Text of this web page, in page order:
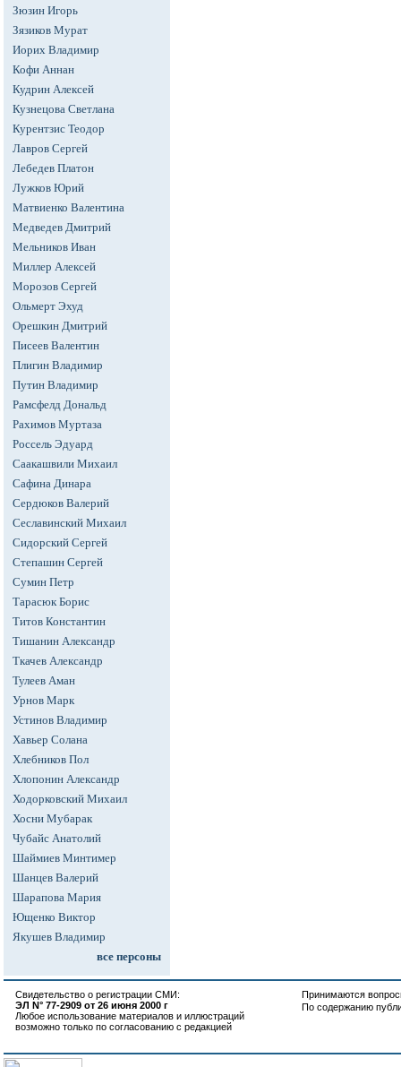
Зюзин Игорь
Зязиков Мурат
Иорих Владимир
Кофи Аннан
Кудрин Алексей
Кузнецова Светлана
Курентзис Теодор
Лавров Сергей
Лебедев Платон
Лужков Юрий
Матвиенко Валентина
Медведев Дмитрий
Мельников Иван
Миллер Алексей
Морозов Сергей
Ольмерт Эхуд
Орешкин Дмитрий
Писеев Валентин
Плигин Владимир
Путин Владимир
Рамсфелд Дональд
Рахимов Муртаза
Россель Эдуард
Саакашвили Михаил
Сафина Динара
Сердюков Валерий
Сеславинский Михаил
Сидорский Сергей
Степашин Сергей
Сумин Петр
Тарасюк Борис
Титов Константин
Тишанин Александр
Ткачев Александр
Тулеев Аман
Урнов Марк
Устинов Владимир
Хавьер Солана
Хлебников Пол
Хлопонин Александр
Ходорковский Михаил
Хосни Мубарак
Чубайс Анатолий
Шаймиев Минтимер
Шанцев Валерий
Шарапова Мария
Ющенко Виктор
Якушев Владимир
все персоны
Свидетельство о регистрации СМИ:
ЭЛ N° 77-2909 от 26 июня 2000 г
Любое использование материалов и иллюстраций
возможно только по согласованию с редакцией
Принимаются
По содержанию